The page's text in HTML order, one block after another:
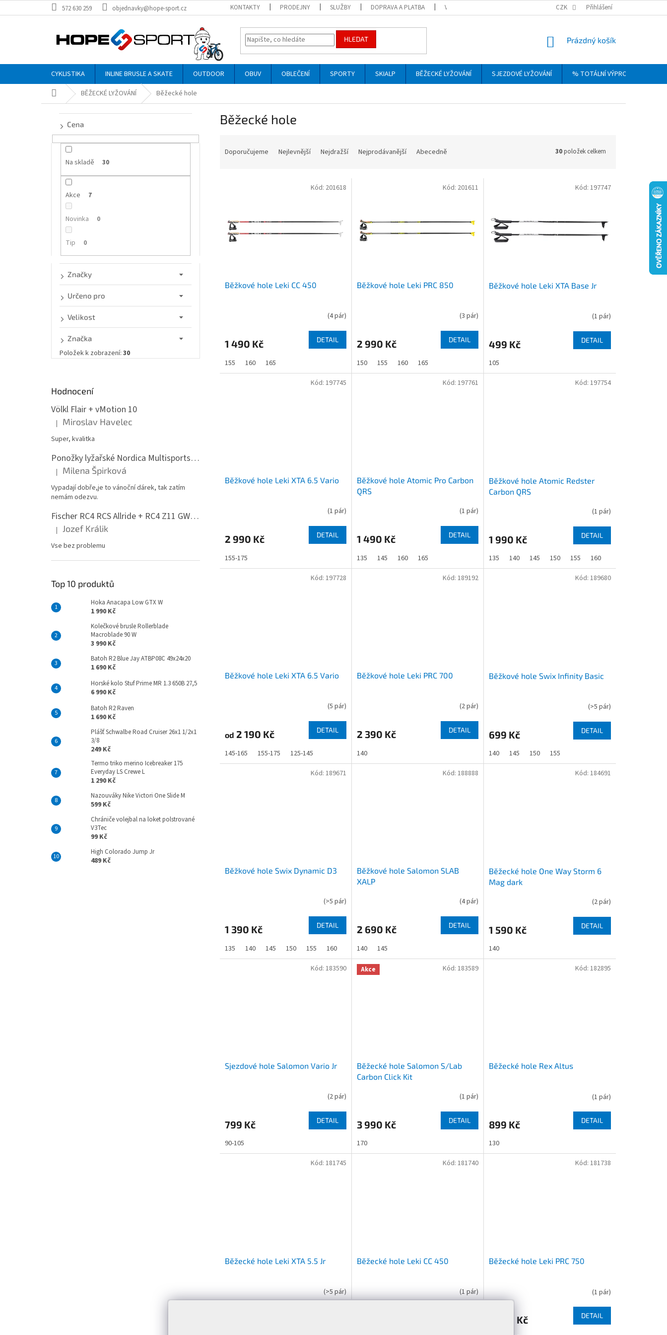
na
572 630 259 objednavky@hope-sport.cz KONTAKTY PRODEJNY SLUŽBY DOPRAVA A PLATBA VRÁCENÍ, VÝMĚNA A REKLAMACE ZBOŽÍ OBCHODNÍ PODMÍNKY
CZK Přihlášení
HLEDAT
NÁKUPNÍ
Prázdný košík
CYKLISTIKA INLINE BRUSLE A SKATE OUTDOOR OBUV OBLEČENÍ SPORTY SKIALP BĚŽECKÉ LYŽOVÁNÍ SJEZDOVÉ LYŽOVÁNÍ % TOTÁLNÍ VÝPRODEJ
Domů BĚŽECKÉ LYŽOVÁNÍ Běžecké hole
Cena
Na skladě 30
Akce 7
Novinka 0
Tip 0
Značky
Určeno pro
Velikost
Značka
Položek k zobrazení: 30
Hodnocení
Völkl Flair + vMotion 10
Hodnocení produktu je 5 z 5 hvězdiček.
| Miroslav Havelec
Super, kvalitka
Ponožky lyžařské Nordica Multisports Winter dvojbalení
Hodnocení produktu je 5 z 5 hvězdiček.
| Milena Špirková
Vypadají dobře,je to vánoční dárek, tak zatím
nemám odezvu.
Fischer RC4 RCS Allride + RC4 Z11 GW PR
Hodnocení produktu je 5 z 5 hvězdiček.
| Jozef Králik
Vse bez problemu
Top 10 produktů
Hoka Anacapa Low GTX W
1 990 Kč
Kolečkové brusle Rollerblade
Macroblade 90 W
3 990 Kč
Batoh R2 Blue Jay ATBP08C 49x24x20
1 690 Kč
Horské kolo Stuf Prime MR 1.3 650B 27,5
6 990 Kč
Batoh R2 Raven
1 690 Kč
Plášť Schwalbe Road Cruiser 26x1 1/2x1
3/8
249 Kč
Termo triko merino Icebreaker 175
Everyday LS Crewe L
1 290 Kč
Nazouváky Nike Victori One Slide M
599 Kč
Chrániče volejbal na loket polstrované
V3Tec
99 Kč
High Colorado Jump Jr
489 Kč
Běžecké hole
Doporučujeme Nejlevnější Nejdražší Nejprodávanější Abecedně 30položek celkem
Běžkové hole Leki CC 450
(4 pár)
1 490 Kč DETAIL
155 160 165
Kód: 201618
Běžkové hole Leki PRC 850
(3 pár)
2 990 Kč DETAIL
150 155 160 165
Kód: 201611
Běžkové hole Leki XTA Base Jr
(1 pár)
499 Kč DETAIL
105
Kód: 197747
Běžkové hole Leki XTA 6.5 Vario
(1 pár)
2 990 Kč DETAIL
155-175
Kód: 197745
Běžkové hole Atomic Pro Carbon
QRS
(1 pár)
1 490 Kč DETAIL
135 145 160 165
Kód: 197761
Běžkové hole Atomic Redster
Carbon QRS
(1 pár)
1 990 Kč DETAIL
135 140 145 150 155 160
Kód: 197754
Běžkové hole Leki XTA 6.5 Vario
(5 pár)
od 2 190 Kč DETAIL
145-165 155-175 125-145
Kód: 197728
Běžkové hole Leki PRC 700
(2 pár)
2 390 Kč DETAIL
140
Kód: 189192
Běžkové hole Swix Infinity Basic
(>5 pár)
699 Kč DETAIL
140 145 150 155
Kód: 189680
Běžkové hole Swix Dynamic D3
(>5 pár)
1 390 Kč DETAIL
135 140 145 150 155 160 165 170
Kód: 189671
Běžkové hole Salomon SLAB
XALP
(4 pár)
2 690 Kč DETAIL
140 145
Kód: 188888
Běžecké hole One Way Storm 6
Mag dark
(2 pár)
1 590 Kč DETAIL
140
Kód: 184691
Sjezdové hole Salomon Vario Jr
(2 pár)
799 Kč DETAIL
90-105
Kód: 183590 Akce
Běžecké hole Salomon S/Lab
Carbon Click Kit
(1 pár)
3 990 Kč DETAIL
170
Kód: 183589
Běžecké hole Rex Altus
(1 pár)
899 Kč DETAIL
130
Kód: 182895
Běžecké hole Leki XTA 5.5 Jr
(>5 pár)
Kód: 181745
Běžecké hole Leki CC 450
(1 pár)
Kód: 181740
Běžecké hole Leki PRC 750
(1 pár)
2 999 Kč DETAIL
Kód: 181738